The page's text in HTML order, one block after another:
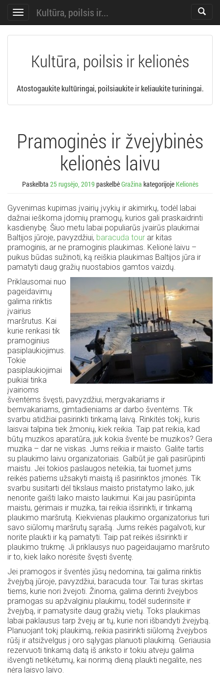
Toggle
navigation
Toggle
Kultūra, poilsis ir...
Kultūra, poilsis ir kelionės
Atostogaukite kultūringai, poilsiaukite ir keliaukite turiningai.
Pramoginės ir žvejybinės
kelionės laivu
Paskelbta 25 rugsėjo, 2019 paskelbėGražina kategorijoje Kelionės
Gyvenimas kupimas įvairių įvykių ir akimirkų, todėl labai
dažnai ieškoma įdomių pramogų, kurios gali praskaidrinti
kasdienybę. Šiuo metu labai populiarūs įvairūs plaukimai
Baltijos jūroje, pavyzdžiui, baracuda tour ar kitas
pramoginis, ar ne pramoginis plaukimas. Kelionė laivu –
puikus būdas sužinoti, ką reiškia plaukimas Baltijos jūra ir
pamatyti daug gražių nuostabios gamtos vaizdų.
Priklausomai nuo
pageidavimų
galima rinktis
įvairius
maršrutus. Kai
kurie renkasi tik
pramoginius
pasiplaukiojimus.
Tokie
pasiplaukiojimai
puikiai tinka
įvairioms
šventėms švęsti, pavyzdžiui, mergvakariams ir
bernvakariams, gimtadieniams ar darbo šventėms. Tik
svarbu atidžiai pasirinkti tinkamą laivą. Rinkitės tokį, kuris
laisvai talpina tiek žmonių, kiek reikia. Taip pat reikia, kad
būtų muzikos aparatūra, juk kokia šventė be muzikos? Gera
muzika – dar ne viskas. Jums reikia ir maisto. Galite tartis
su plaukimo laivu organizatoriais. Galbūt jie gali pasirūpinti
maistu. Jei tokios paslaugos neteikia, tai tuomet jums
reikės patiems užsakyti maistą iš pasirinktos įmonės. Tik
svarbu susitarti dėl tikslaus maisto pristatymo laiko, juk
nenorite gaišti laiko maisto laukimui. Kai jau pasirūpinta
maistu, gėrimais ir muzika, tai reikia išsirinkti, ir tinkamą
plaukimo maršrutą. Kiekvienas plaukimo organizatorius turi
savo siūlomų maršrutų sąrašą. Jums reikės pagalvoti, kur
norite plaukti ir ką pamatyti. Taip pat reikės išsirinkti ir
plaukimo trukmę. Ji priklausys nuo pageidaujamo maršruto
ir to, kiek laiko norėsite švęsti šventę.
Jei pramogos ir šventės jūsų nedomina, tai galima rinktis
žvejybą jūroje, pavyzdžiui, baracuda tour. Tai turas skirtas
tiems, kurie nori žvejoti. Žinoma, galima derinti žvejybos
pramogas su apžvalginiu plaukimu, todėl suderinsite ir
žvejybą, ir pamatysite daug gražių vietų. Toks plaukimas
labai paklausus tarp žvejų ar tų, kurie nori išbandyti žvejybą.
Planuojant tokį plaukimą, reikia pasirinkti siūlomą žvejybos
rūšį ir atsižvelgus į oro sąlygas planuoti plaukimą. Geriausia
rezervuoti tinkamą datą iš anksto ir tokiu atveju galima
išvengti netikėtumų, kai norimą dieną plaukti negalite, nes
nėra laisvo laivo.